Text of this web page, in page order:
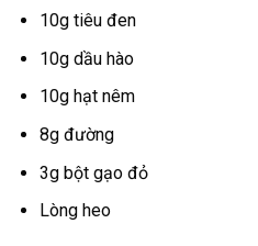
10g tiêu đen
10g dầu hào
10g hạt nêm
8g đường
3g bột gạo đỏ
Lòng heo